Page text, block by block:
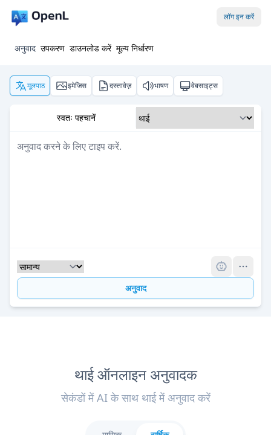
लॉग इन करें
अनुवाद उपकरण डाउनलोड करें मूल्य निर्धारण
मूलपाठ इमेजिस दस्तावेज़ भाषण वेबसाइट्स
स्वतः पहचानें
अनुवाद
थाई ऑनलाइन अनुवादक
सेकंडों में AI के साथ थाई में अनुवाद करें